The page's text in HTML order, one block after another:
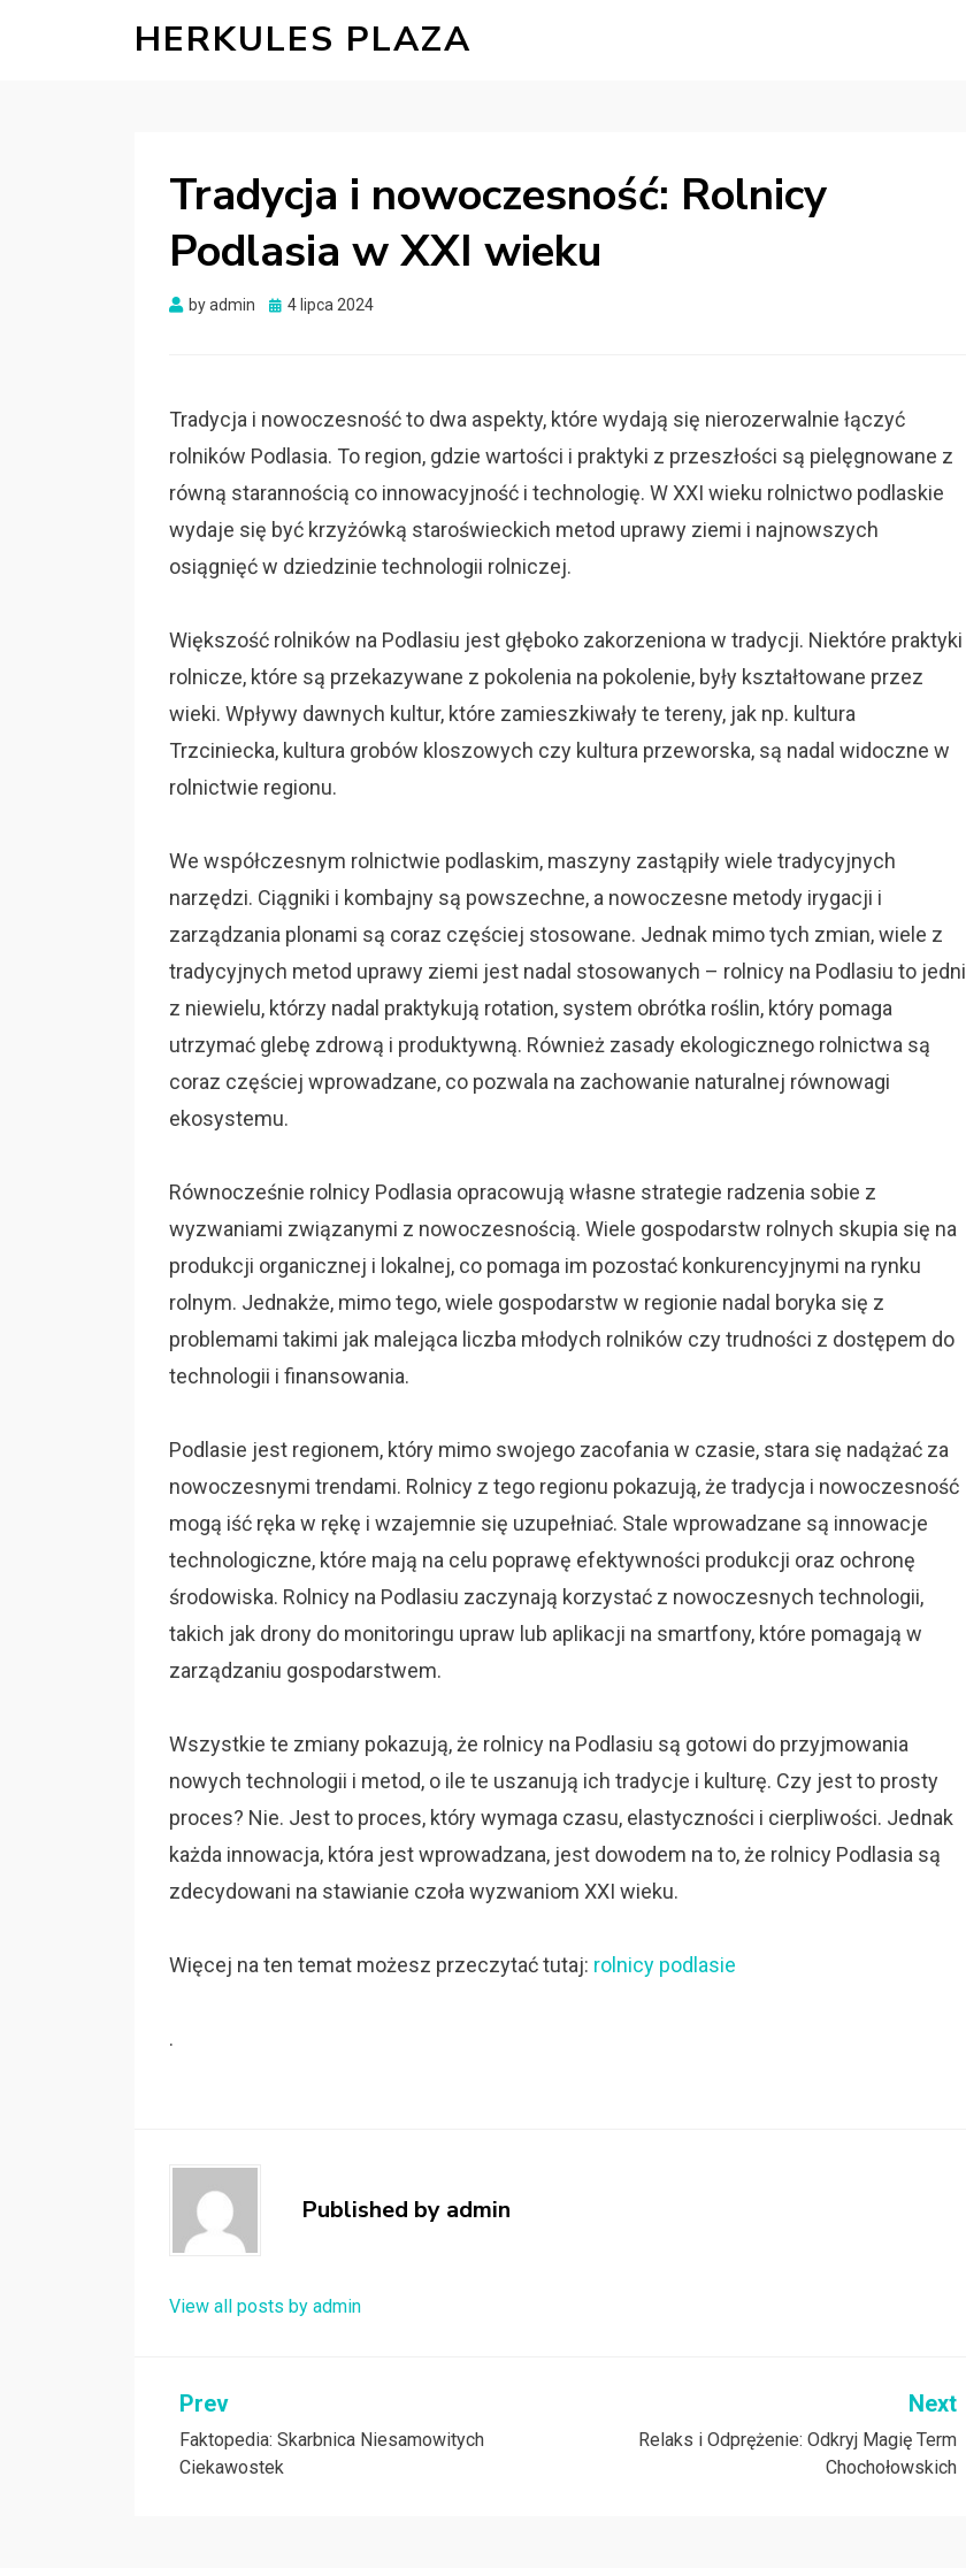
HERKULES PLAZA
Tradycja i nowoczesność: Rolnicy
Podlasia w XXI wieku
byadmin
Posted
4 lipca 2024
Tradycja i nowoczesność to dwa aspekty, które wydają się nierozerwalnie łączyć
rolników Podlasia. To region, gdzie wartości i praktyki z przeszłości są pielęgnowane z
równą starannością co innowacyjność i technologię. W XXI wieku rolnictwo podlaskie
wydaje się być krzyżówką staroświeckich metod uprawy ziemi i najnowszych
osiągnięć w dziedzinie technologii rolniczej.
Większość rolników na Podlasiu jest głęboko zakorzeniona w tradycji. Niektóre praktyki
rolnicze, które są przekazywane z pokolenia na pokolenie, były kształtowane przez
wieki. Wpływy dawnych kultur, które zamieszkiwały te tereny, jak np. kultura
Trzciniecka, kultura grobów kloszowych czy kultura przeworska, są nadal widoczne w
rolnictwie regionu.
We współczesnym rolnictwie podlaskim, maszyny zastąpiły wiele tradycyjnych
narzędzi. Ciągniki i kombajny są powszechne, a nowoczesne metody irygacji i
zarządzania plonami są coraz częściej stosowane. Jednak mimo tych zmian, wiele z
tradycyjnych metod uprawy ziemi jest nadal stosowanych – rolnicy na Podlasiu to jedni
z niewielu, którzy nadal praktykują rotation, system obrótka roślin, który pomaga
utrzymać glebę zdrową i produktywną. Również zasady ekologicznego rolnictwa są
coraz częściej wprowadzane, co pozwala na zachowanie naturalnej równowagi
ekosystemu.
Równocześnie rolnicy Podlasia opracowują własne strategie radzenia sobie z
wyzwaniami związanymi z nowoczesnością. Wiele gospodarstw rolnych skupia się na
produkcji organicznej i lokalnej, co pomaga im pozostać konkurencyjnymi na rynku
rolnym. Jednakże, mimo tego, wiele gospodarstw w regionie nadal boryka się z
problemami takimi jak malejąca liczba młodych rolników czy trudności z dostępem do
technologii i finansowania.
Podlasie jest regionem, który mimo swojego zacofania w czasie, stara się nadążać za
nowoczesnymi trendami. Rolnicy z tego regionu pokazują, że tradycja i nowoczesność
mogą iść ręka w rękę i wzajemnie się uzupełniać. Stale wprowadzane są innowacje
technologiczne, które mają na celu poprawę efektywności produkcji oraz ochronę
środowiska. Rolnicy na Podlasiu zaczynają korzystać z nowoczesnych technologii,
takich jak drony do monitoringu upraw lub aplikacji na smartfony, które pomagają w
zarządzaniu gospodarstwem.
Wszystkie te zmiany pokazują, że rolnicy na Podlasiu są gotowi do przyjmowania
nowych technologii i metod, o ile te uszanują ich tradycje i kulturę. Czy jest to prosty
proces? Nie. Jest to proces, który wymaga czasu, elastyczności i cierpliwości. Jednak
każda innowacja, która jest wprowadzana, jest dowodem na to, że rolnicy Podlasia są
zdecydowani na stawianie czoła wyzwaniom XXI wieku.
Więcej na ten temat możesz przeczytać tutaj: rolnicy podlasie
.
Published by admin
View all posts by admin
Nawigacja
wpisu
Prev
Faktopedia: Skarbnica Niesamowitych
Ciekawostek
Next
Relaks i Odprężenie: Odkryj Magię Term
Chochołowskich